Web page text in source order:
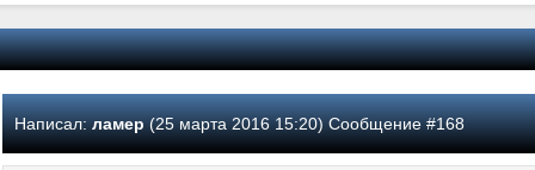
Написал: ламер(25 марта 2016 15:20) Сообщение #168